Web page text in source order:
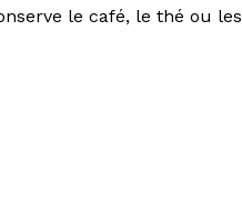
le café, le thé ou